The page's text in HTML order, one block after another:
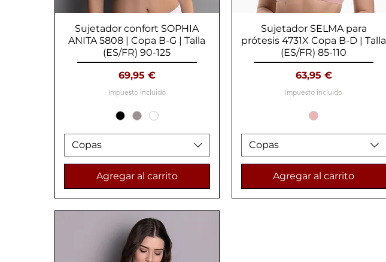
Vista rápida
Sujetador confort SOPHIA
ANITA 5808 | Copa B-G | Talla
(ES/FR) 90-125
Precio
69,95 €
Impuesto incluido
Copas
Agregar al carrito
Vista rápida
Sujetador SELMA para
prótesis 4731X Copa B-D | Talla
(ES/FR) 85-110
Precio
63,95 €
Impuesto incluido
Copas
Agregar al carrito